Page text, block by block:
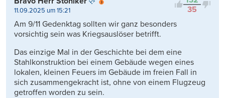
35
11.09.2025 um 15:21
Am 9/11 Gedenktag sollten wir ganz besonders
vorsichtig sein was Kriegsauslöser betrifft.
Das einzige Mal in der Geschichte bei dem eine
Stahlkonstruktion bei einem Gebäude wegen eines
lokalen, kleinen Feuers im Gebäude im freien Fall in
sich zusammengekracht ist, ohne von einem Flugzeug
getroffen worden zu sein.